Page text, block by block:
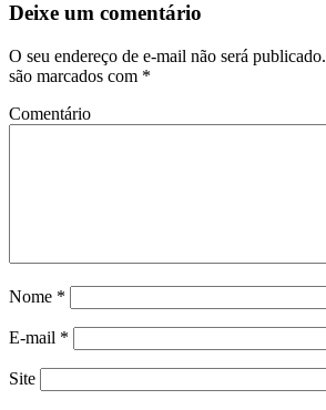
Deixe um comentário
O seu endereço de e-mail não será publicado.
são marcados com *
Comentário
Nome *
E-mail *
Site